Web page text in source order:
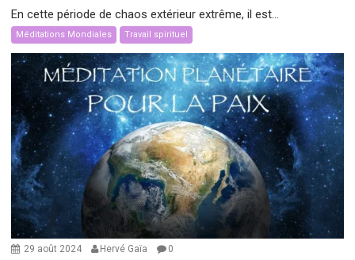
En cette période de chaos extérieur extrême, il est...
Méditations Mondiales Travail spirituel
29 août 2024 Hervé Gaïa 0